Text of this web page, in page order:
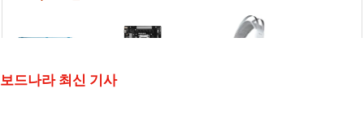
보드나라 최신 기사